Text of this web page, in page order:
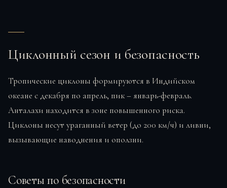
Циклонный сезон и безопасность
Тропические циклоны формируются в Индийском
океане с декабря по апрель, пик – январь-февраль.
Анталахи находится в зоне повышенного риска.
Циклоны несут ураганный ветер (до 200 км/ч) и ливни,
вызывающие наводнения и оползни.
Советы по безопасности